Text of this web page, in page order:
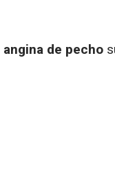
angina de pecho